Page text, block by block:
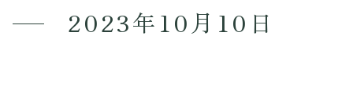
2023年10月10日